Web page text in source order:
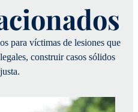
para víctimas de lesiones que
construir casos sólidos